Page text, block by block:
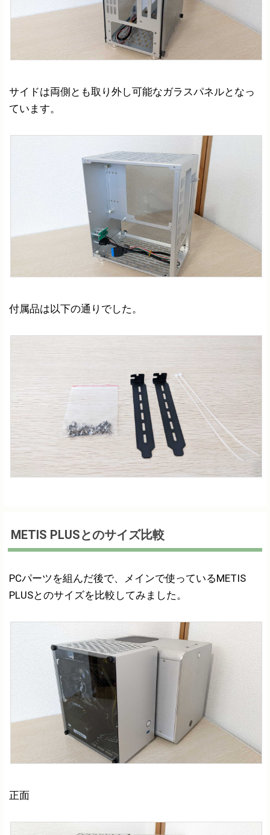
サイドは両側とも取り外し可能なガラスパネルとなっ
ています。
付属品は以下の通りでした。
METIS PLUSとのサイズ比較
PCパーツを組んだ後で、メインで使っているMETIS
PLUSとのサイズを比較してみました。
正面